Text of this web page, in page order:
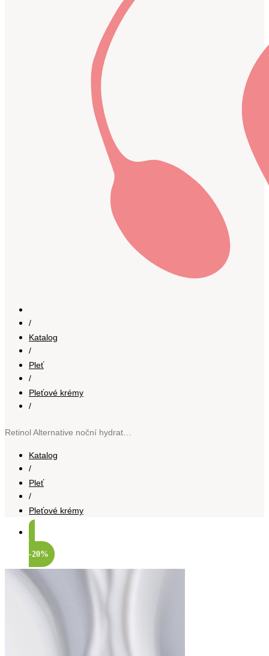
/
Katalog
/
Pleť
/
Pleťové krémy
/
Katalog
/
Pleť
/
Pleťové krémy
-20%